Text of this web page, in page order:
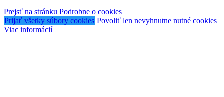
Prejsť na stránku Podrobne o cookies
Prijať všetky súbory cookies Povoliť len nevyhnutne nutné cookies
Viac informácií